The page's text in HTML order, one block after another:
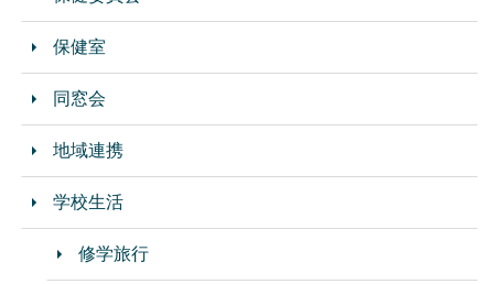
保健室
同窓会
地域連携
学校生活
修学旅行